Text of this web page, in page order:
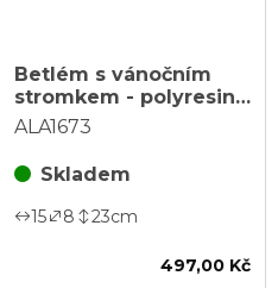
Betlém s vánočním
stromkem - polyresin,
barva hnědá
ALA1673
Skladem
15 8 23cm
497,00 Kč